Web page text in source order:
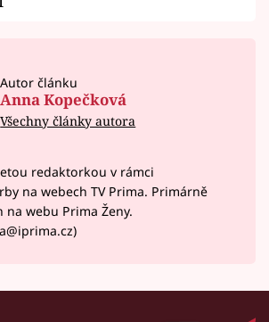
Autor článku
Anna Kopečková
Všechny články autora
redaktorkou v rámci
na webech TV Prima. Primárně
na webu Prima Ženy.